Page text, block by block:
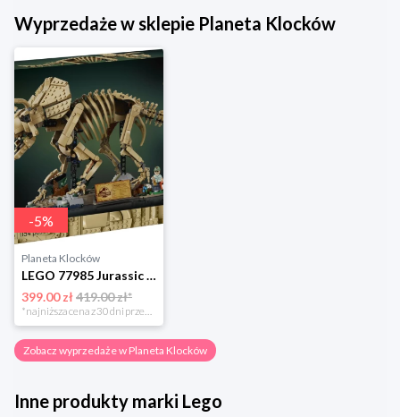
Wyprzedaże w sklepie Planeta Klocków
-5%
Planeta Klocków
LEGO 77985 Jurassic World Szkielety dinozaurów: triceratops Lego
399.00 zł419.00 zł*
*najniższa cena z 30 dni przed obniżką
Zobacz wyprzedaże w Planeta Klocków
Inne produkty marki Lego